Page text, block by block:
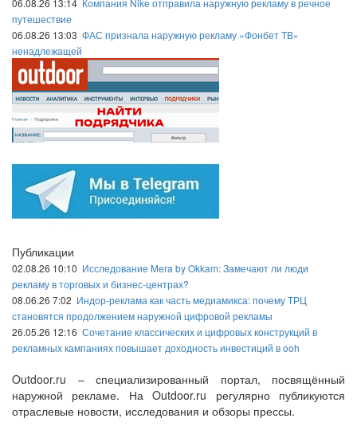
06.08.26 13:14 Компания Nike отправила наружную рекламу в речное
путешествие
06.08.26 13:03 ФАС признала наружную рекламу «Фонбет ТВ»
ненадлежащей
Публикации
02.08.26 10:10 Исследование Mera by Okkam: Замечают ли люди
рекламу в торговых и бизнес-центрах?
08.06.26 7:02 Индор-реклама как часть медиамикса: почему ТРЦ
становятся продолжением наружной цифровой рекламы
26.05.26 12:16 Сочетание классических и цифровых конструкций в
рекламных кампаниях повышает доходность инвестиций в ooh
Outdoor.ru – специализированный портал, посвящённый
наружной рекламе. На Outdoor.ru регулярно публикуются
отраслевые новости, исследования и обзоры прессы.